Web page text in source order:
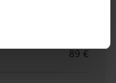
89 €